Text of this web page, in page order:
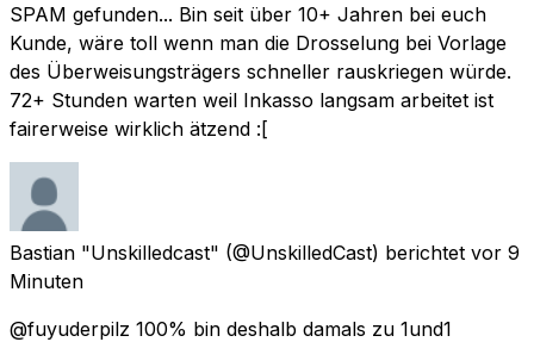
SPAM gefunden... Bin seit über 10+ Jahren bei euch
Kunde, wäre toll wenn man die Drosselung bei Vorlage
des Überweisungsträgers schneller rauskriegen würde.
72+ Stunden warten weil Inkasso langsam arbeitet ist
fairerweise wirklich ätzend :[
Bastian "Unskilledcast" (@UnskilledCast) berichtet vor 9
Minuten
@fuyuderpilz 100% bin deshalb damals zu 1und1